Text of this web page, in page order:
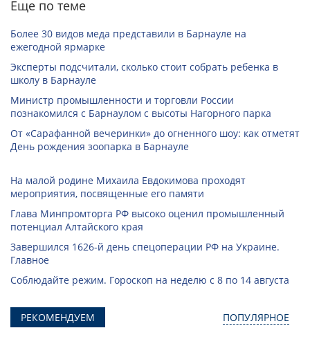
Еще по теме
Более 30 видов меда представили в Барнауле на
ежегодной ярмарке
Эксперты подсчитали, сколько стоит собрать ребенка в
школу в Барнауле
Министр промышленности и торговли России
познакомился с Барнаулом с высоты Нагорного парка
От «Сарафанной вечеринки» до огненного шоу: как отметят
День рождения зоопарка в Барнауле
На малой родине Михаила Евдокимова проходят
мероприятия, посвященные его памяти
Глава Минпромторга РФ высоко оценил промышленный
потенциал Алтайского края
Завершился 1626-й день спецоперации РФ на Украине.
Главное
Соблюдайте режим. Гороскоп на неделю с 8 по 14 августа
РЕКОМЕНДУЕМ ПОПУЛЯРНОЕ